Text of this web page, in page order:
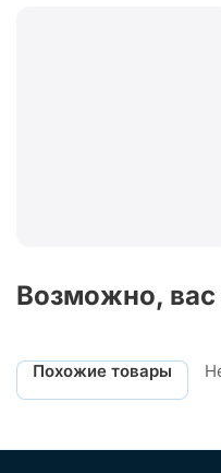
Возможно, вас
Похожие товары